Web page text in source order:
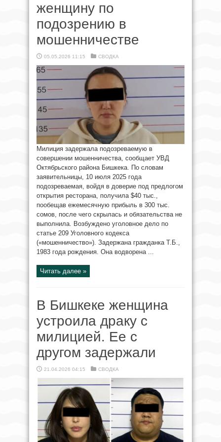
женщину по
подозрению в
мошенничестве
05.05.2026 11:15 СВОДКА
Милиция задержала подозреваемую в
совершении мошенничества, сообщает УВД
Октябрьского района Бишкека. По словам
заявительницы, 10 июля 2025 года
подозреваемая, войдя в доверие под предлогом
открытия ресторана, получила $40 тыс.,
пообещав ежемесячную прибыль в 300 тыс.
сомов, после чего скрылась и обязательства не
выполнила. Возбуждено уголовное дело по
статье 209 Уголовного кодекса
(«мошенничество»). Задержана гражданка Т.Б.,
1983 года рождения. Она водворена ...
Читать далее »
В Бишкеке женщина
устроила драку с
милицией. Ее с
другом задержали
21.04.2026 04:15 СВОДКА